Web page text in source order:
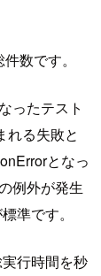
数です。
ったテスト
れる失敗と
となっ
例外が発生
準です。
行時間を秒